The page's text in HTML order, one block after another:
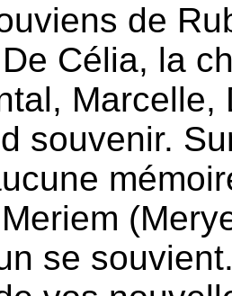
de
Célia, la
Marcelle,
souvenir.
se